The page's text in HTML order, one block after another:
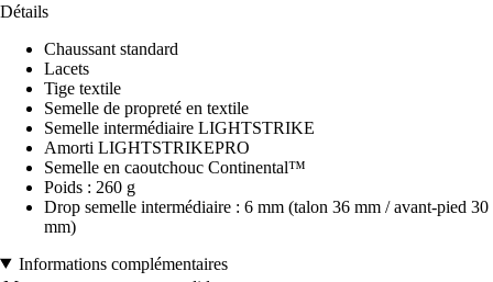
Détails
Chaussant standard
Lacets
Tige textile
Semelle de propreté en textile
Semelle intermédiaire LIGHTSTRIKE
Amorti LIGHTSTRIKEPRO
Semelle en caoutchouc Continental™
Poids : 260 g
Drop semelle intermédiaire : 6 mm (talon 36 mm / avant-pied 30
mm)
Informations complémentaires